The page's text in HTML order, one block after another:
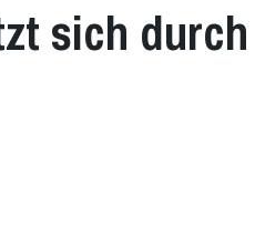
sich durch